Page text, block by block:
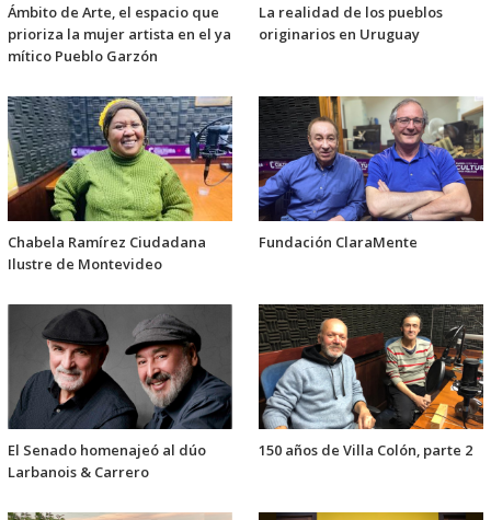
Ámbito de Arte, el espacio que
prioriza la mujer artista en el ya
mítico Pueblo Garzón
La realidad de los pueblos
originarios en Uruguay
Chabela Ramírez Ciudadana
Ilustre de Montevideo
Fundación ClaraMente
El Senado homenajeó al dúo
Larbanois & Carrero
150 años de Villa Colón, parte 2